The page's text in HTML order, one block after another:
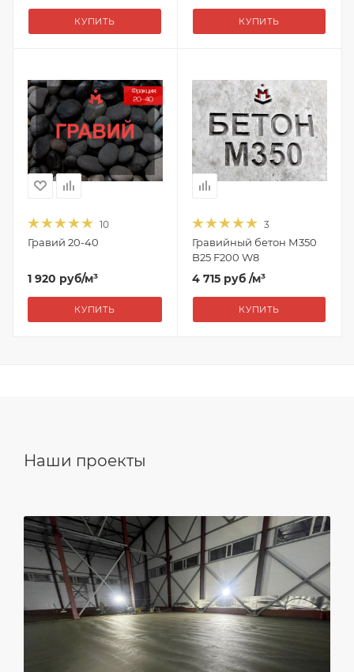
КУПИТЬ КУПИТЬ
10
Гравий 20-40
1 920 руб/м³
КУПИТЬ
3
Гравийный бетон М350
B25 F200 W8
4 715 руб /м³
КУПИТЬ
Наши проекты